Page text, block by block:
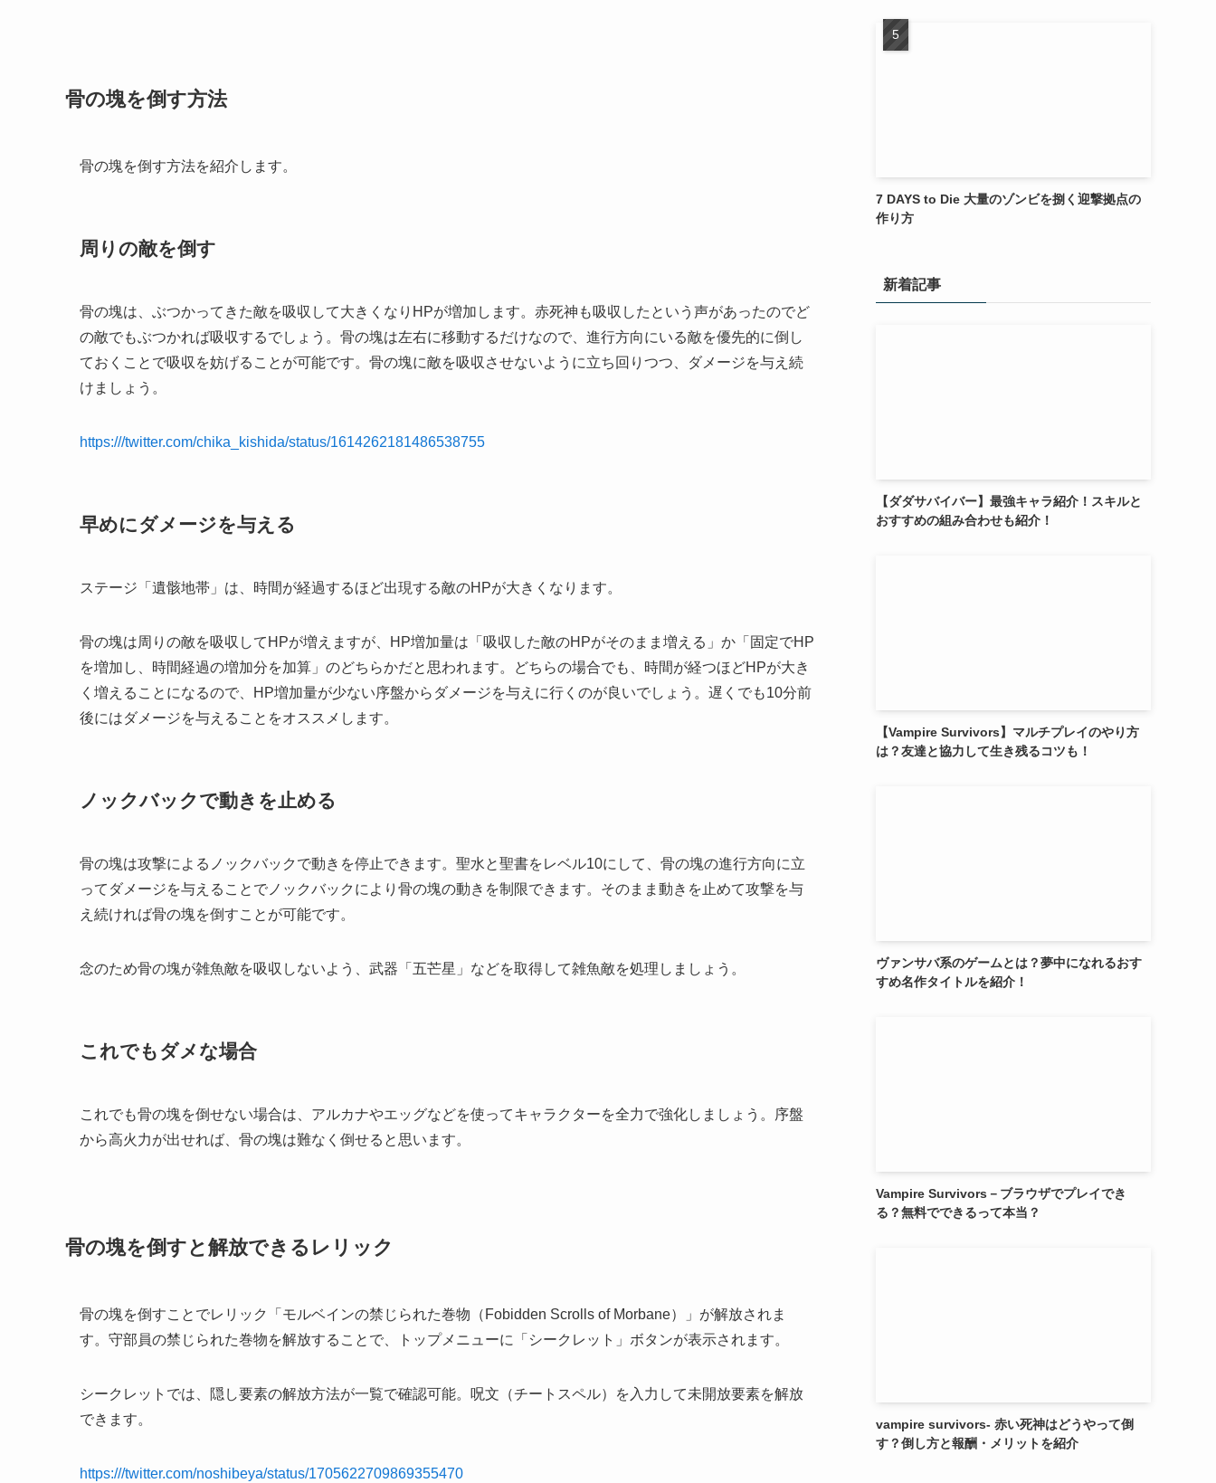
骨の塊を倒す方法
骨の塊を倒す方法を紹介します。
周りの敵を倒す
骨の塊は、ぶつかってきた敵を吸収して大きくなりHPが増加します。赤死神も吸収したという声があったのでど
の敵でもぶつかれば吸収するでしょう。骨の塊は左右に移動するだけなので、進行方向にいる敵を優先的に倒し
ておくことで吸収を妨げることが可能です。骨の塊に敵を吸収させないように立ち回りつつ、ダメージを与え続
けましょう。
https:///twitter.com/chika_kishida/status/1614262181486538755
早めにダメージを与える
ステージ「遺骸地帯」は、時間が経過するほど出現する敵のHPが大きくなります。
骨の塊は周りの敵を吸収してHPが増えますが、HP増加量は「吸収した敵のHPがそのまま増える」か「固定でHP
を増加し、時間経過の増加分を加算」のどちらかだと思われます。どちらの場合でも、時間が経つほどHPが大き
く増えることになるので、HP増加量が少ない序盤からダメージを与えに行くのが良いでしょう。遅くでも10分前
後にはダメージを与えることをオススメします。
ノックバックで動きを止める
骨の塊は攻撃によるノックバックで動きを停止できます。聖水と聖書をレベル10にして、骨の塊の進行方向に立
ってダメージを与えることでノックバックにより骨の塊の動きを制限できます。そのまま動きを止めて攻撃を与
え続ければ骨の塊を倒すことが可能です。
念のため骨の塊が雑魚敵を吸収しないよう、武器「五芒星」などを取得して雑魚敵を処理しましょう。
これでもダメな場合
これでも骨の塊を倒せない場合は、アルカナやエッグなどを使ってキャラクターを全力で強化しましょう。序盤
から高火力が出せれば、骨の塊は難なく倒せると思います。
骨の塊を倒すと解放できるレリック
骨の塊を倒すことでレリック「モルベインの禁じられた巻物（Fobidden Scrolls of Morbane）」が解放されま
す。守部員の禁じられた巻物を解放することで、トップメニューに「シークレット」ボタンが表示されます。
シークレットでは、隠し要素の解放方法が一覧で確認可能。呪文（チートスペル）を入力して未開放要素を解放
できます。
https:///twitter.com/noshibeya/status/1705622709869355470
7 DAYS to Die 大量のゾンビを捌く迎撃拠点の
作り方
新着記事
【ダダサバイバー】最強キャラ紹介！スキルと
おすすめの組み合わせも紹介！
【Vampire Survivors】マルチプレイのやり方
は？友達と協力して生き残るコツも！
ヴァンサバ系のゲームとは？夢中になれるおす
すめ名作タイトルを紹介！
Vampire Survivors－ブラウザでプレイでき
る？無料でできるって本当？
vampire survivors- 赤い死神はどうやって倒
す？倒し方と報酬・メリットを紹介